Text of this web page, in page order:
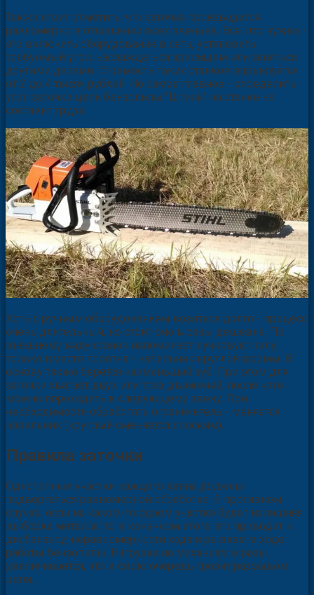
Также стоит отметить, что заточка производится
равномерно в отношении всех звеньев. Все, что нужно -
это включить оборудование в сеть, установить
требуемый угол, наслаждаться зрелищем или заняться
другими делами. Стоимость таких станков варьируется
от 2 до 4 тысяч рублей. Но самое главное - определить
угол заточки цепи бензопилы "Штиль" на станке не
составит труда.
Хоть с ручным оборудованием возиться долго - процесс
очень длительный, но стоит оно в разы дешевле. По
внешнему виду станок напоминает лучковую пилу,
только вместо полотна - напильник круглой формы. В
основу также берется наименьший зуб. При этом для
заточки хватает двух или трех движений, после чего
можно переходить к следующему звену. При
необходимости обработать ограничитель - меняется
напильник (круглый сменяется плоским).
Правила заточки
Однотипные участки каждого звена должны
подвергаться равномерной обработке. В противном
случае, если на каком-то одном участке будет излишняя
выборка металла, то в конечном итоге это приводит к
дисбалансу, неравномерности хода и рывкам в ходе
работы бензопилы. Нагрузка на механизм в разы
увеличивается, что в свою очередь грозит разрывом
цепи.